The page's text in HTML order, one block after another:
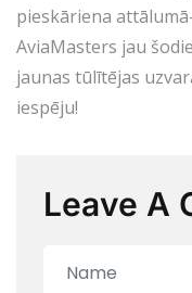
pieskāriena
AviaMasters jau
jaunas tūlītējas
iespēju!
Leave A